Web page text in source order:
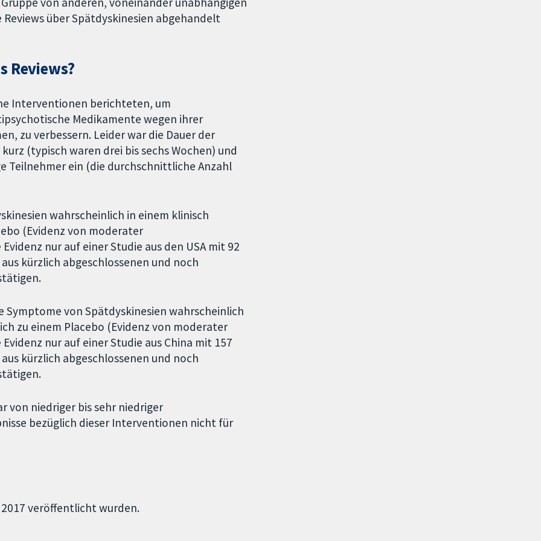
über Spätdyskinesien abgehandelt
Reviews?
Interventionen berichteten, um
Medikamente wegen ihrer
zu verbessern. Leider war die Dauer der
(typisch waren drei bis sechs Wochen) und
Teilnehmer ein (die durchschnittliche Anzahl
wahrscheinlich in einem klinisch
(Evidenz von moderater
nur auf einer Studie aus den USA mit 92
kürzlich abgeschlossenen und noch
von Spätdyskinesien wahrscheinlich
zu einem Placebo (Evidenz von moderater
nur auf einer Studie aus China mit 157
kürzlich abgeschlossenen und noch
von niedriger bis sehr niedriger
bezüglich dieser Interventionen nicht für
2017 veröffentlicht wurden.